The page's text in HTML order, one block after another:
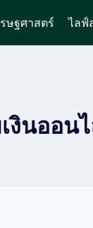
ษฐศาสตร์ ไลฟ์
งินออน